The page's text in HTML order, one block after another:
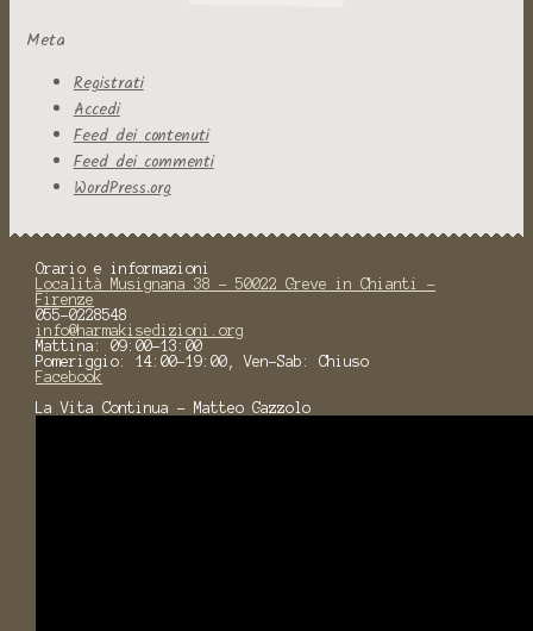
Meta
Registrati
Accedi
Feed dei contenuti
Feed dei commenti
WordPress.org
Orario e informazioni
Località Musignana 38 - 50022 Greve in Chianti -
Firenze
055-0228548
info@harmakisedizioni.org
Mattina: 09:00-13:00
Pomeriggio: 14:00-19:00, Ven-Sab: Chiuso
Facebook
La Vita Continua - Matteo Gazzolo